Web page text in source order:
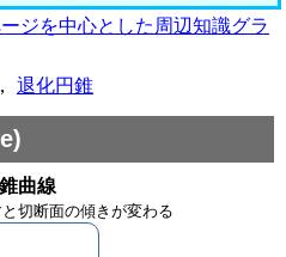
ジを中心とした周辺知識グラ
退化円錐
曲線
切断面の傾きが変わる